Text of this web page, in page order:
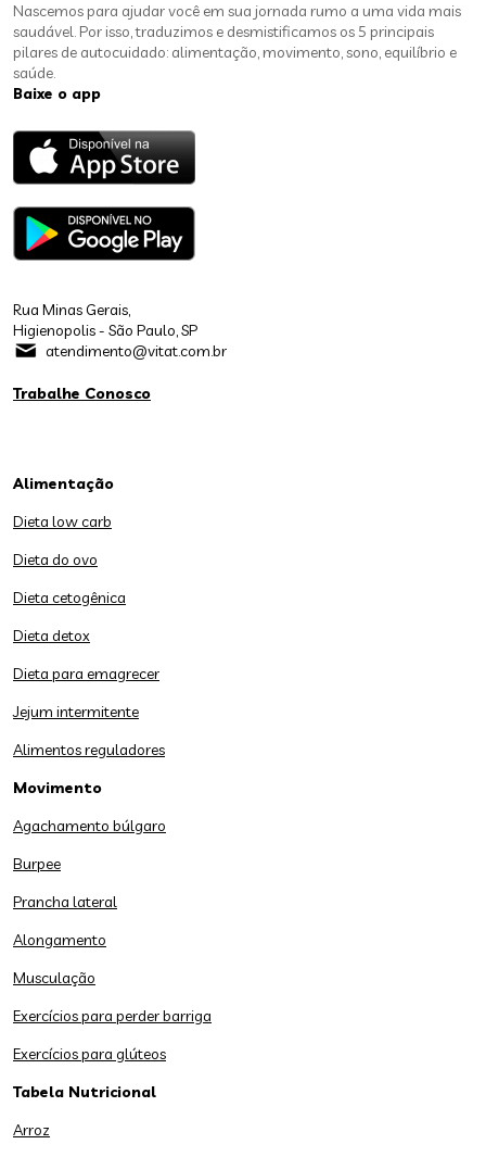
Nascemos para ajudar você em sua jornada rumo a uma vida mais
saudável. Por isso, traduzimos e desmistificamos os 5 principais
pilares de autocuidado: alimentação, movimento, sono, equilíbrio e
saúde.
Baixe o app
Rua Minas Gerais,
Higienopolis - São Paulo, SP
atendimento@vitat.com.br
Trabalhe Conosco
Alimentação
Dieta low carb
Dieta do ovo
Dieta cetogênica
Dieta detox
Dieta para emagrecer
Jejum intermitente
Alimentos reguladores
Movimento
Agachamento búlgaro
Burpee
Prancha lateral
Alongamento
Musculação
Exercícios para perder barriga
Exercícios para glúteos
Tabela Nutricional
Arroz